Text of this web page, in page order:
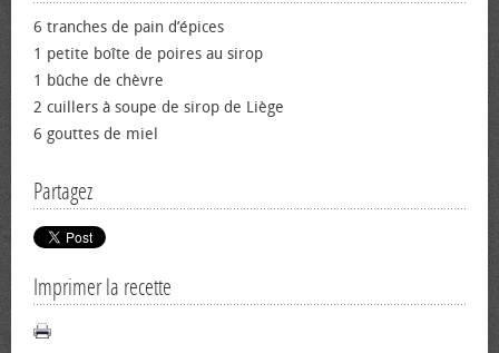
6 tranches de pain d’épices
1 petite boîte de poires au sirop
1 bûche de chèvre
2 cuillers à soupe de sirop de Liège
6 gouttes de miel
Partagez
Imprimer la recette